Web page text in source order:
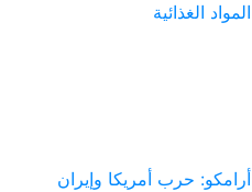
المواد الغذائية
أرامكو: حرب أمريكا وإيران